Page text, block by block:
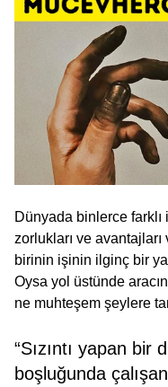
Dünyada binlerce
zorlukları ve
birinin işinin ilginç bir
Oysa yol üstünde
ne muhteşem şeylere
“Sızıntı yapan bir
boşluğunda